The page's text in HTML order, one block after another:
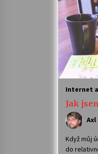
Internet a
Jak
Axl
Když můj
do